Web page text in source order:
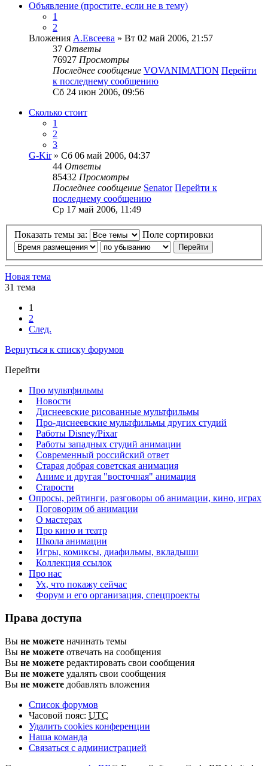
Объявление (простите, если не в тему)
1
2
Вложения А.Евсеева » Вт 02 май 2006, 21:57
37 Ответы
76927 Просмотры
Последнее сообщение VOVANIMATION Перейти
к последнему сообщению
Сб 24 июн 2006, 09:56
Сколько стоит
1
2
3
G-Kir» Сб 06 май 2006, 04:37
44 Ответы
85432 Просмотры
Последнее сообщение Senator Перейти к
последнему сообщению
Ср 17 май 2006, 11:49
Показать темы за: Поле сортировки
Новая тема
31 тема
1
2
След.
Вернуться к списку форумов
Перейти
Про мультфильмы
Новости
Диснеевские рисованные мультфильмы
Про-диснеевские мультфильмы других студий
Работы Disney/Pixar
Работы западных студий анимации
Современный российский ответ
Старая добрая советская анимация
Аниме и другая "восточная" анимация
Старости
Опросы, рейтинги, разговоры об анимации, кино, играх
Поговорим об анимации
О мастерах
Про кино и театр
Школа анимации
Игры, комиксы, диафильмы, вкладыши
Коллекция ссылок
Про нас
Ух, что покажу сейчас
Форум и его организация, спецпроекты
Права доступа
Вы не можете начинать темы
Вы не можете отвечать на сообщения
Вы не можете редактировать свои сообщения
Вы не можете удалять свои сообщения
Вы не можете добавлять вложения
Список форумов
Часовой пояс: UTC
Удалить cookies конференции
Наша команда
Связаться с администрацией